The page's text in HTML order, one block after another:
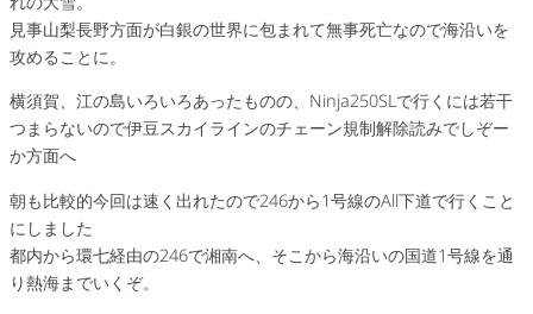
見事山梨長野方面が白銀の世界に包まれて無事死亡なので海沿いを
攻めることに。
横須賀、江の島いろいろあったものの、Ninja250SLで行くには若干
つまらないので伊豆スカイラインのチェーン規制解除読みでしぞー
か方面へ
朝も比較的今回は速く出れたので246から1号線のAll下道で行くこと
にしました
都内から環七経由の246で湘南へ、そこから海沿いの国道1号線を通
り熱海までいくぞ。